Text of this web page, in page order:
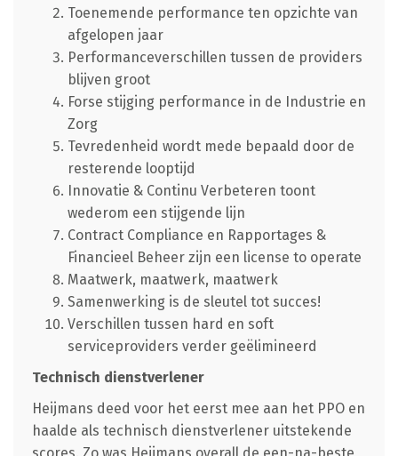
Toenemende performance ten opzichte van
afgelopen jaar
Performanceverschillen tussen de providers
blijven groot
Forse stijging performance in de Industrie en
Zorg
Tevredenheid wordt mede bepaald door de
resterende looptijd
Innovatie & Continu Verbeteren toont
wederom een stijgende lijn
Contract Compliance en Rapportages &
Financieel Beheer zijn een license to operate
Maatwerk, maatwerk, maatwerk
Samenwerking is de sleutel tot succes!
Verschillen tussen hard en soft
serviceproviders verder geëlimineerd
Technisch dienstverlener
Heijmans deed voor het eerst mee aan het PPO en
haalde als technisch dienstverlener uitstekende